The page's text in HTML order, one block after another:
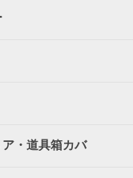
・道具箱カバ